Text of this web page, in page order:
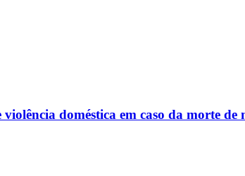
doméstica em caso da morte